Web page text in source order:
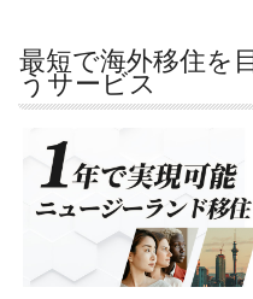
最短で海外移住を
うサービス